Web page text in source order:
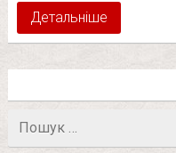
Детальніше